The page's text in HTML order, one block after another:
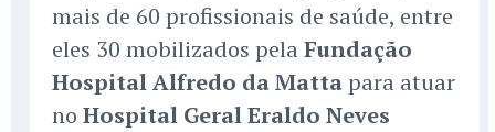
mais de 60 profissionais de saúde, entre
eles 30 mobilizados pela Fundação
Hospital Alfredo da Matta para atuar
no Hospital Geral Eraldo Neves